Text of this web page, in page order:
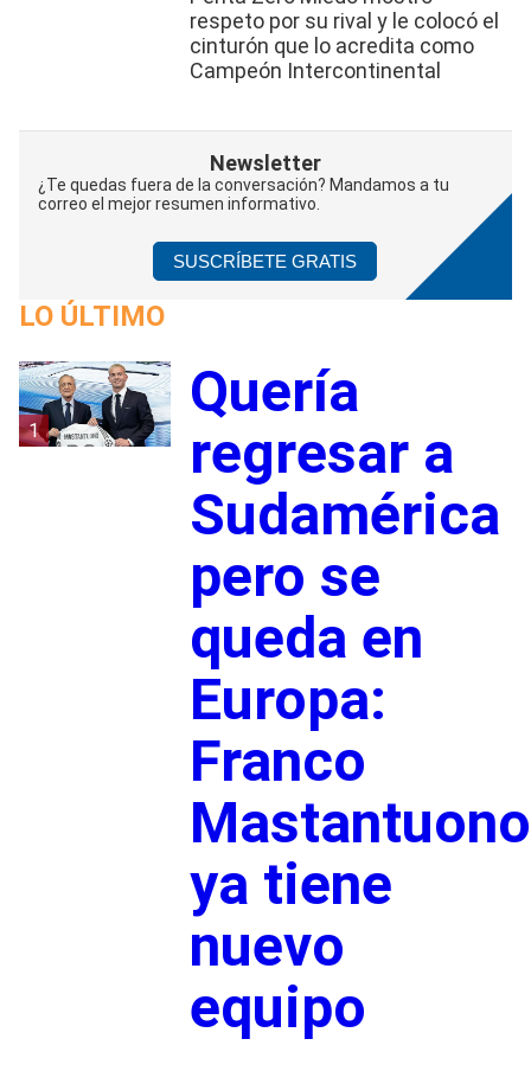
respeto por su rival y le colocó el
cinturón que lo acredita como
Campeón Intercontinental
Newsletter
¿Te quedas fuera de la conversación? Mandamos a tu
correo el mejor resumen informativo.
SUSCRÍBETE GRATIS
LO ÚLTIMO
1
Quería
regresar a
Sudamérica
pero se
queda en
Europa:
Franco
Mastantuono
ya tiene
nuevo
equipo